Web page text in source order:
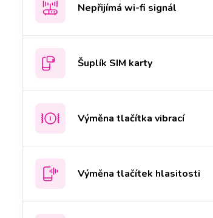
Nepřijímá wi-fi signál
Šuplík SIM karty
Výměna tlačítka vibrací
Výměna tlačítek hlasitosti